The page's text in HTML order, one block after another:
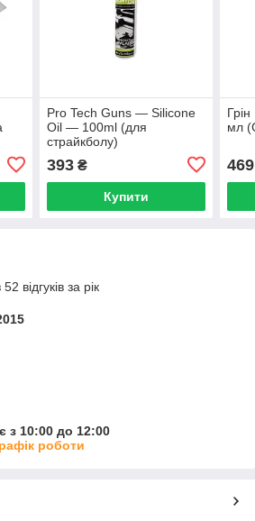
Pro Tech Guns — Silicone
Oil — 100ml (для
страйкболу)
393₴
Купити
мл
469
відгуків за рік
з 10:00 до 12:00
роботи